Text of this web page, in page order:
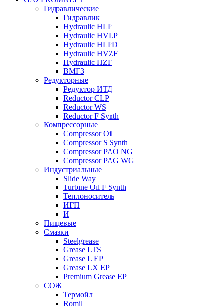
Гидравлические
Гидравлик
Hydraulic HLP
Hydraulic HVLP
Hydraulic HLPD
Hydraulic HVZF
Hydraulic HZF
ВМГЗ
Редукторные
Редуктор ИТД
Reductor CLP
Reductor WS
Reductor F Synth
Компрессорные
Compressor Oil
Compressor S Synth
Compressor PAO NG
Compressor PAG WG
Индустриальные
Slide Way
Turbine Oil F Synth
Теплоноситель
ИГП
И
Пищевые
Смазки
Steelgrease
Grease LTS
Grease L EP
Grease LX EP
Premium Grease EP
СОЖ
Термойл
Romil